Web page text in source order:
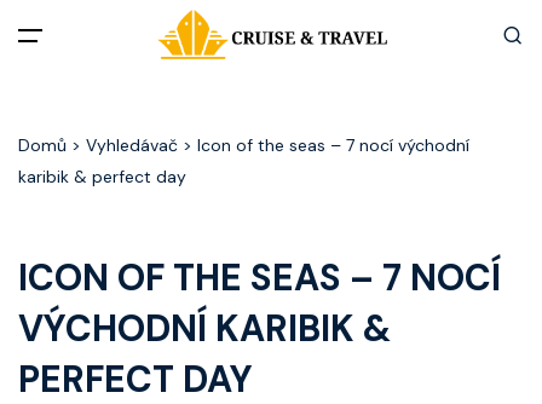
Akční nabídky
Zážitky z plaveb
Užitečné informace
Domů > Vyhledávač > Icon of the seas – 7 nocí východní
karibik & perfect day
ICON OF THE SEAS – 7 NOCÍ
VÝCHODNÍ KARIBIK &
PERFECT DAY